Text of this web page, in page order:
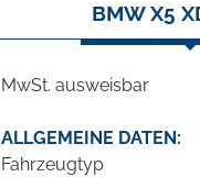
BMW X5
MwSt. ausweisbar
ALLGEMEINE DATEN:
Fahrzeugtyp